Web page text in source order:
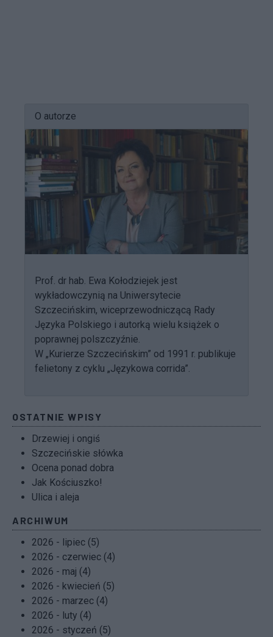
O autorze
Prof. dr hab. Ewa Kołodziejek jest
wykładowczynią na Uniwersytecie
Szczecińskim, wiceprzewodniczącą Rady
Języka Polskiego i autorką wielu książek o
poprawnej polszczyźnie.
W „Kurierze Szczecińskim” od 1991 r. publikuje
felietony z cyklu „Językowa corrida”.
OSTATNIE WPISY
Drzewiej i ongiś
Szczecińskie słówka
Ocena ponad dobra
Jak Kościuszko!
Ulica i aleja
ARCHIWUM
2026 - lipiec (5)
2026 - czerwiec (4)
2026 - maj (4)
2026 - kwiecień (5)
2026 - marzec (4)
2026 - luty (4)
2026 - styczeń (5)